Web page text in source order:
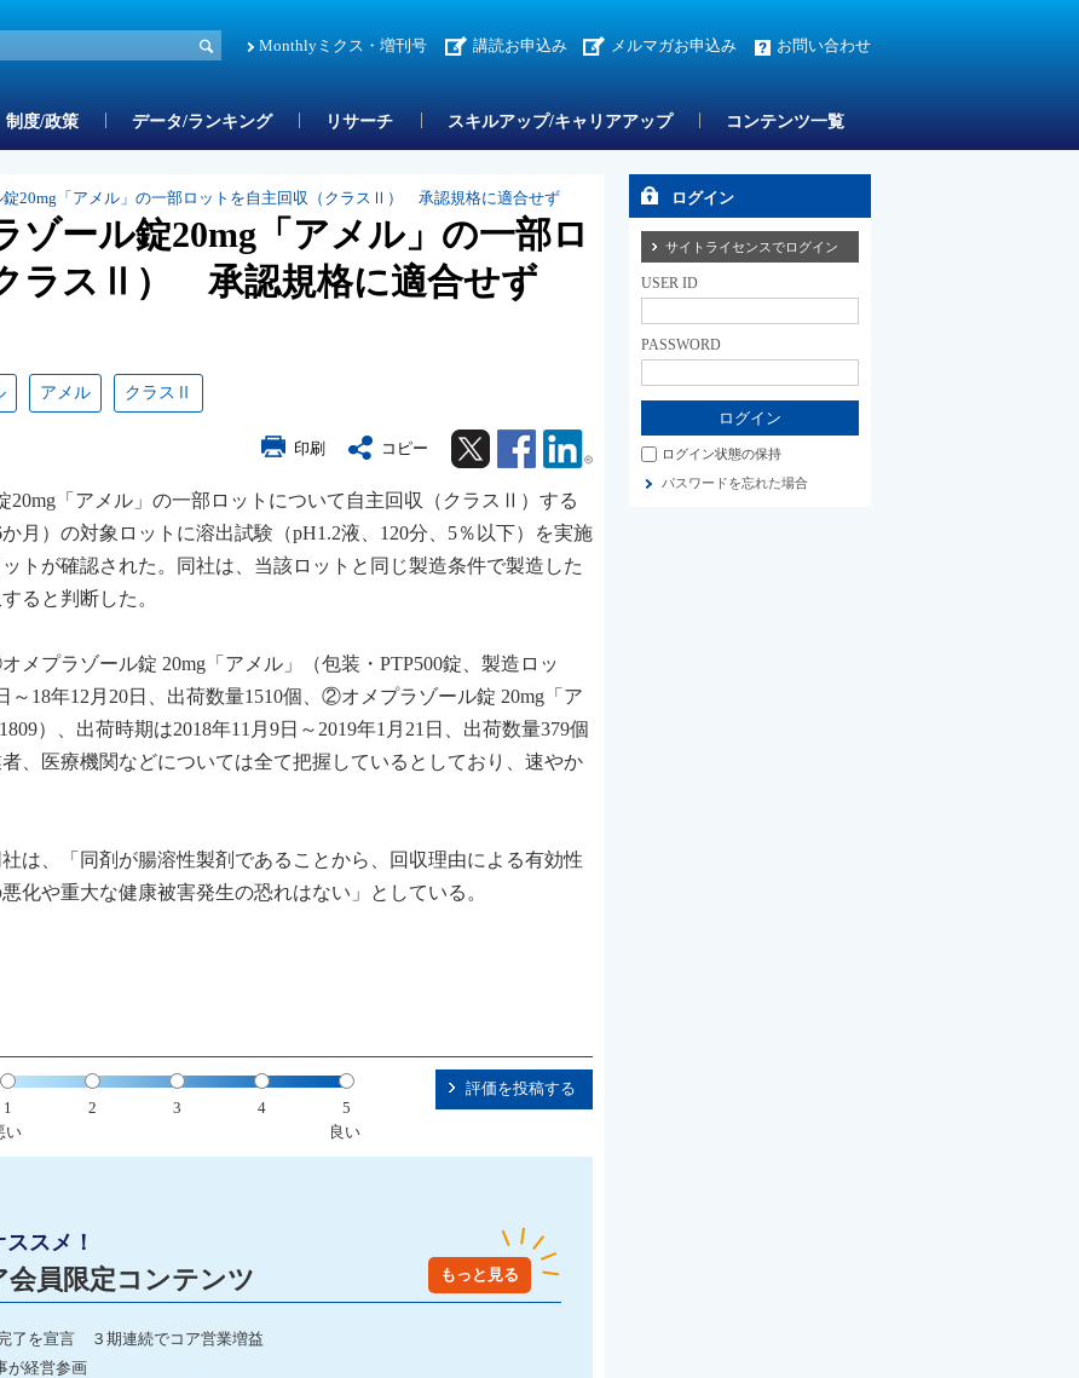
Monthlyミクス・増刊号 講読お申込み メルマガお申込み お問い合わせ
制度/政策 データ/ランキング リサーチ スキルアップ/キャリアアップ コンテンツ一覧
20mg「アメル」の一部ロットを自主回収（クラスⅡ） 承認規格に適合せず
ール錠20mg「アメル」の一部ロ
ラスⅡ） 承認規格に適合せず
アメル クラスⅡ
印刷 コピー Twitter Facebook Linkedin
20mg「アメル」の一部ロットについて自主回収（クラスⅡ）する
月）の対象ロットに溶出試験（pH1.2液、120分、5％以下）を実施
トが確認された。同社は、当該ロットと同じ製造条件で製造した
ると判断した。
メプラゾール錠 20mg「アメル」（包装・PTP500錠、製造ロッ
～18年12月20日、出荷数量1510個、②オメプラゾール錠 20mg「ア
）、出荷時期は2018年11月9日～2019年1月21日、出荷数量379個
、医療機関などについては全て把握しているとしており、速やか
は、「同剤が腸溶性製剤であることから、回収理由による有効性
化や重大な健康被害発生の恐れはない」としている。
1 2 3 4
5
い
良い
評価を投稿する
スメ！
会員限定コンテンツ もっと見る
了を宣言 ３期連続でコア営業増益
が経営参画
ログイン
サイトライセンスでログイン
USER ID
PASSWORD
ログイン状態の保持
パスワードを忘れた場合